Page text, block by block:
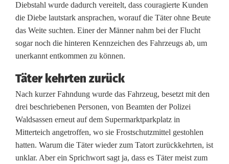
t
o
u
r
d
r
e
i
Diebstahl wurde dadurch vereitelt, dass couragierte Kunden
die Diebe lautstark ansprachen, worauf die Täter ohne Beute
das Weite suchten. Einer der Männer nahm bei der Flucht
sogar noch die hinteren Kennzeichen des Fahrzeugs ab, um
unerkannt entkommen zu können.
Täter kehrten zurück
Nach kurzer Fahndung wurde das Fahrzeug, besetzt mit den
drei beschriebenen Personen, von Beamten der Polizei
Waldsassen erneut auf dem Supermarktparkplatz in
Mitterteich angetroffen, wo sie Frostschutzmittel gestohlen
hatten. Warum die Täter wieder zum Tatort zurückkehrten, ist
unklar. Aber ein Sprichwort sagt ja, dass es Täter meist zum